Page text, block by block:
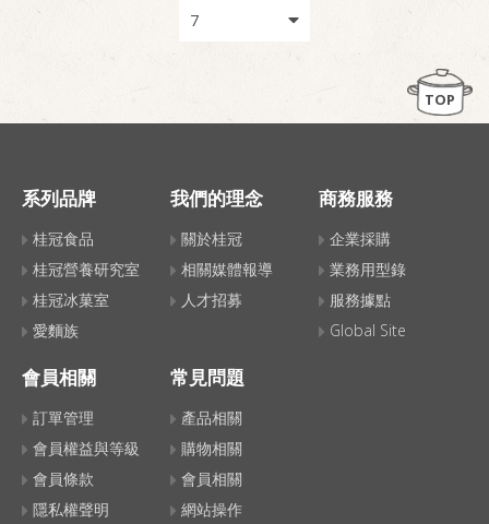
TOP
系列品牌
桂冠食品
桂冠營養研究室
桂冠冰菓室
愛麵族
我們的理念
關於桂冠
相關媒體報導
人才招募
商務服務
企業採購
業務用型錄
服務據點
Global Site
會員相關
訂單管理
會員權益與等級
會員條款
隱私權聲明
常見問題
產品相關
購物相關
會員相關
網站操作